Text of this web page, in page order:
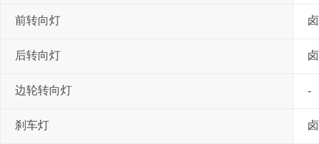
前转向灯
后转向灯
边轮转向灯 -
刹车灯